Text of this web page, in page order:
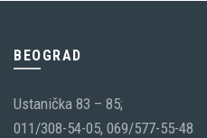
BEOGRAD
Ustanička 83 – 85;
011/308-54-05, 069/577-55-48